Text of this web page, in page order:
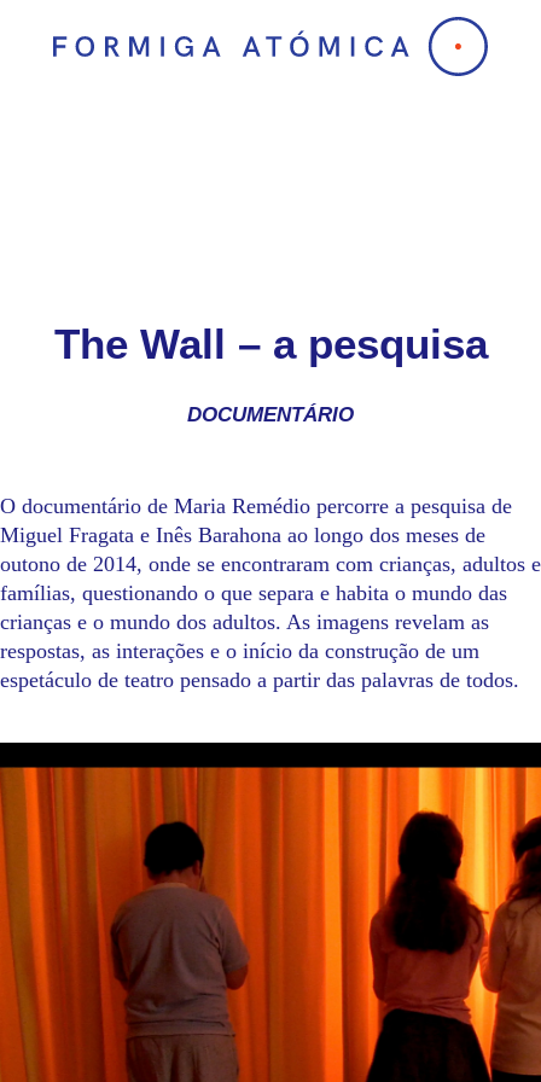
content
The Wall – a pesquisa
DOCUMENTÁRIO
O documentário de Maria Remédio percorre a pesquisa de
Miguel Fragata e Inês Barahona ao longo dos meses de
outono de 2014, onde se encontraram com crianças, adultos e
famílias, questionando o que separa e habita o mundo das
crianças e o mundo dos adultos. As imagens revelam as
respostas, as interações e o início da construção de um
espetáculo de teatro pensado a partir das palavras de todos.